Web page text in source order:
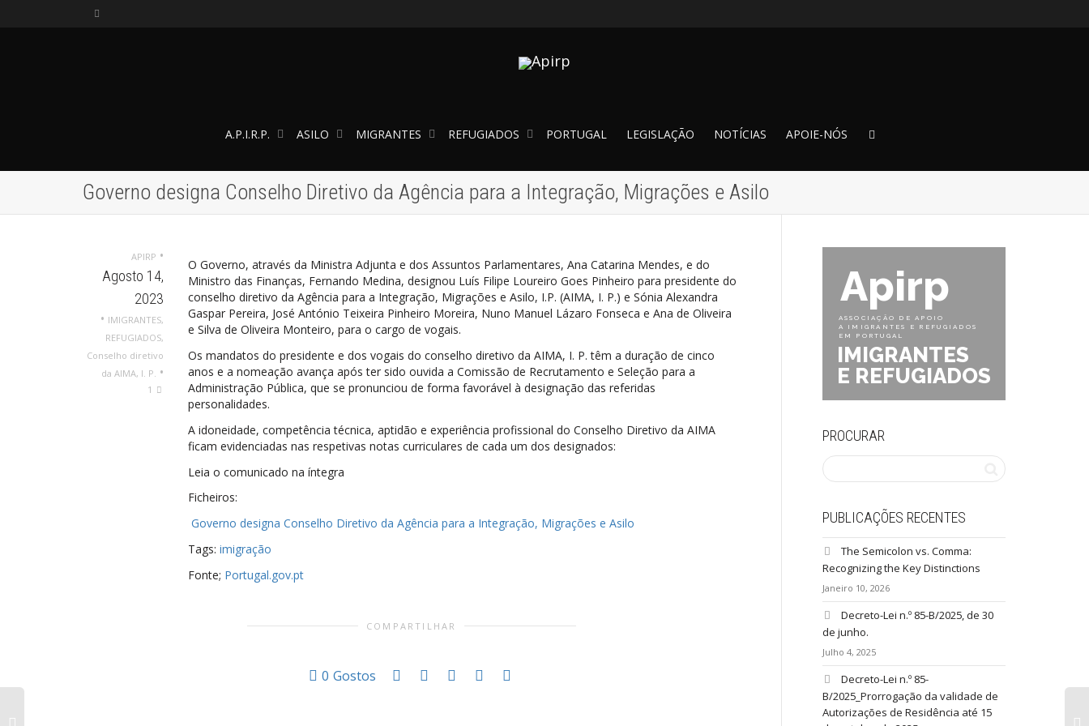
A.P.I.R.P. ASILO MIGRANTES REFUGIADOS PORTUGAL LEGISLAÇÃO NOTÍCIAS APOIE-NÓS
Governo designa Conselho Diretivo da Agência para a Integração, Migrações e Asilo
APIRP •
Agosto 14,
2023
• IMIGRANTES,
REFUGIADOS,
Conselho diretivo
da AIMA, I. P. •
1
O Governo, através da Ministra Adjunta e dos Assuntos Parlamentares, Ana Catarina Mendes, e do
Ministro das Finanças, Fernando Medina, designou Luís Filipe Loureiro Goes Pinheiro para presidente do
conselho diretivo da Agência para a Integração, Migrações e Asilo, I.P. (AIMA, I. P.) e Sónia Alexandra
Gaspar Pereira, José António Teixeira Pinheiro Moreira, Nuno Manuel Lázaro Fonseca e Ana de Oliveira
e Silva de Oliveira Monteiro, para o cargo de vogais.
Os mandatos do presidente e dos vogais do conselho diretivo da AIMA, I. P. têm a duração de cinco
anos e a nomeação avança após ter sido ouvida a Comissão de Recrutamento e Seleção para a
Administração Pública, que se pronunciou de forma favorável à designação das referidas
personalidades.
A idoneidade, competência técnica, aptidão e experiência profissional do Conselho Diretivo da AIMA
ficam evidenciadas nas respetivas notas curriculares de cada um dos designados:
Leia o comunicado na íntegra
Ficheiros:
Governo designa Conselho Diretivo da Agência para a Integração, Migrações e Asilo
Tags: imigração
Fonte; Portugal.gov.pt
COMPARTILHAR
0 Gostos
IMIGRANTES
E REFUGIADOS
ASSOCIAÇÃO DE APOIO
A IMIGRANTES E REFUGIADOS
EM PORTUGAL
Apirp
PROCURAR
PUBLICAÇÕES RECENTES
The Semicolon vs. Comma:
Recognizing the Key Distinctions
Janeiro 10, 2026
Decreto-Lei n.º 85-B/2025, de 30
de junho.
Julho 4, 2025
Decreto-Lei n.º 85-
B/2025_Prorrogação da validade de
Autorizações de Residência até 15